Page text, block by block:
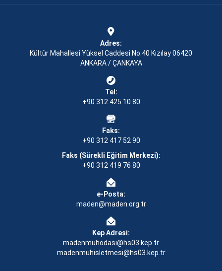
Adres:
Kültür Mahallesi Yüksel Caddesi No:40 Kızılay 06420
ANKARA / ÇANKAYA
Tel:
+90 312 425 10 80
Faks:
+90 312 417 52 90
Faks (Sürekli Eğitim Merkezi):
+90 312 419 76 80
e-Posta:
maden@maden.org.tr
Kep Adresi:
madenmuhodasi@hs03.kep.tr
madenmuhisletmesi@hs03.kep.tr